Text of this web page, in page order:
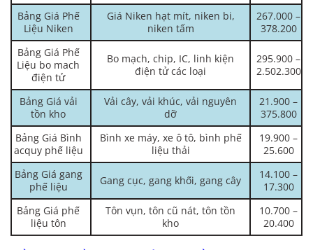
Bảng Giá Phế
Liệu Niken
Giá Niken hạt mít, niken bi,
niken tấm
267.000 –
378.200
Bảng Giá Phế
Liệu bo mach
điện tử
Bo mạch, chip, IC, linh kiện
điện tử các loại
295.900 –
2.502.300
Bảng Giá vải
tồn kho
Vải cây, vải khúc, vải nguyên
dỡ
21.900 –
375.800
Bảng Giá Bình
acquy phế liệu
Bình xe máy, xe ô tô, bình phế
liệu thải
19.900 –
25.600
Bảng Giá gang
phế liệu
Gang cục, gang khối, gang cây
14.100 –
17.300
Bảng Giá phế
liệu tôn
Tôn vụn, tôn cũ nát, tôn tồn
kho
10.700 –
20.400